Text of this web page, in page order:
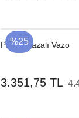
%25
Parlak Bazalı Vazo
3.351,75 TL